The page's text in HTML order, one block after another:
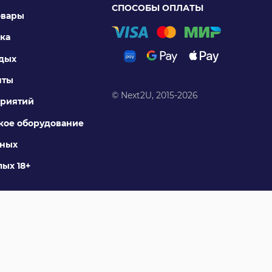
оборудование
18+
СПОСОБЫ ОПЛАТЫ
© Next2U, 2015-2026